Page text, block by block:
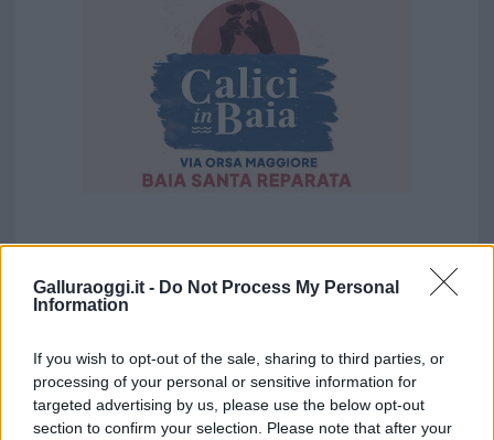
Galluraoggi.it - Do Not Process My Personal
Information
If you wish to opt-out of the sale, sharing to third parties, or
processing of your personal or sensitive information for
targeted advertising by us, please use the below opt-out
section to confirm your selection. Please note that after your